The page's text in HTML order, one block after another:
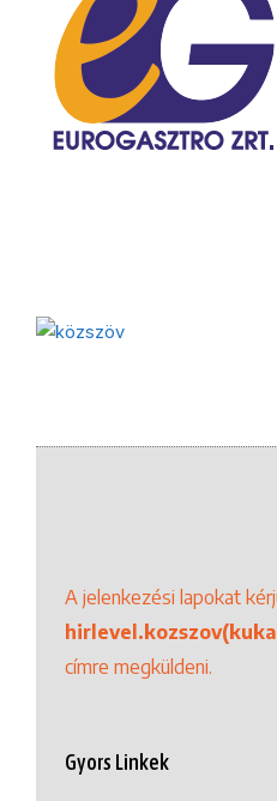
A jelenkezési lapokat
címre megküldeni.
Gyors Linkek